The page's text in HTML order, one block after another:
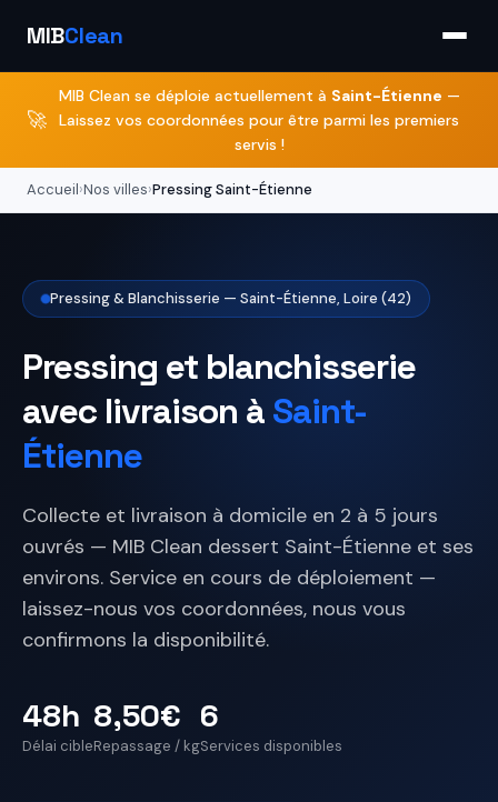
MIBClean
🚀
MIB Clean se déploie actuellement à Saint-Étienne —
Laissez vos coordonnées pour être parmi les premiers
servis !
Accueil›Nos villes›Pressing Saint-Étienne
Pressing & Blanchisserie — Saint-Étienne, Loire (42)
Pressing et blanchisserie
avec livraison à Saint-
Étienne
Collecte et livraison à domicile en 2 à 5 jours
ouvrés — MIB Clean dessert Saint-Étienne et ses
environs. Service en cours de déploiement —
laissez-nous vos coordonnées, nous vous
confirmons la disponibilité.
48h
Délai cible
8,50€
Repassage / kg
6
Services disponibles